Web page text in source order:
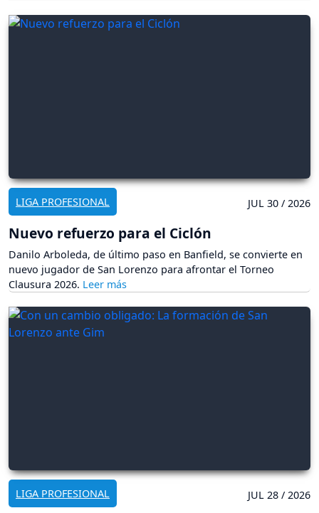
LIGA PROFESIONAL JUL 30 / 2026
Nuevo refuerzo para el Ciclón
Danilo Arboleda, de último paso en Banfield, se convierte en
nuevo jugador de San Lorenzo para afrontar el Torneo
Clausura 2026.
LIGA PROFESIONAL JUL 28 / 2026